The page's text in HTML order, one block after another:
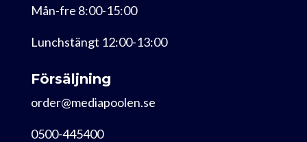
Mån-fre 8:00-15:00
Lunchstängt 12:00-13:00
Försäljning
order@mediapoolen.se
0500-445400